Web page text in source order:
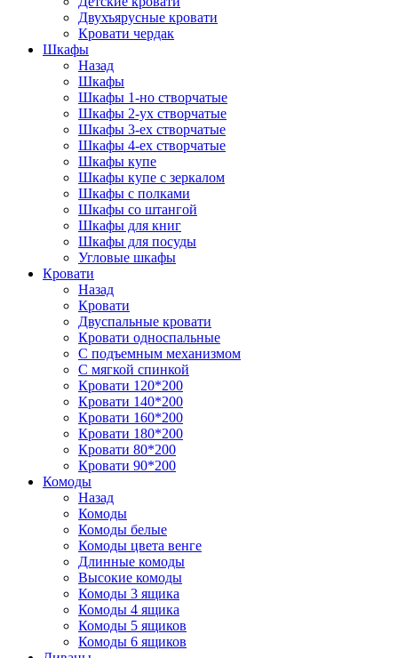
Двухъярусные кровати
Кровати чердак
Шкафы
Назад
Шкафы
Шкафы 1-но створчатые
Шкафы 2-ух створчатые
Шкафы 3-ех створчатые
Шкафы 4-ех створчатые
Шкафы купе
Шкафы купе с зеркалом
Шкафы с полками
Шкафы со штангой
Шкафы для книг
Шкафы для посуды
Угловые шкафы
Кровати
Назад
Кровати
Двуспальные кровати
Кровати односпальные
С подъемным механизмом
С мягкой спинкой
Кровати 120*200
Кровати 140*200
Кровати 160*200
Кровати 180*200
Кровати 80*200
Кровати 90*200
Комоды
Назад
Комоды
Комоды белые
Комоды цвета венге
Длинные комоды
Высокие комоды
Комоды 3 ящика
Комоды 4 ящика
Комоды 5 ящиков
Комоды 6 ящиков